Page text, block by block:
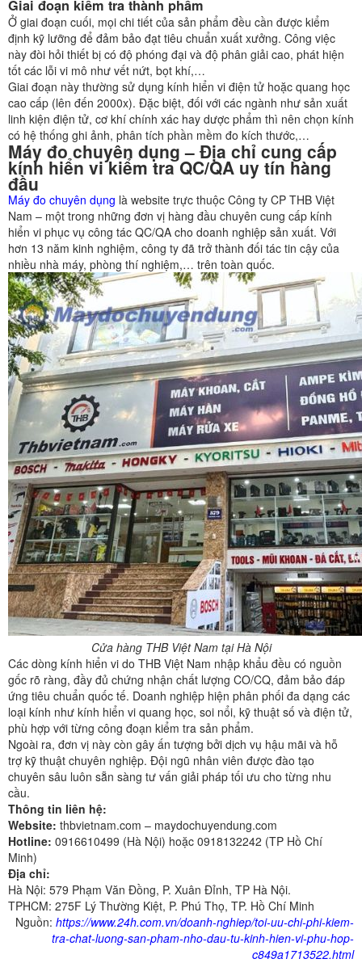
Giai đoạn kiểm tra thành phẩm
Ở giai đoạn cuối, mọi chi tiết của sản phẩm đều cần được kiểm
định kỹ lưỡng để đảm bảo đạt tiêu chuẩn xuất xưởng. Công việc
này đòi hỏi thiết bị có độ phóng đại và độ phân giải cao, phát hiện
tốt các lỗi vi mô như vết nứt, bọt khí,…
Giai đoạn này thường sử dụng kính hiển vi điện tử hoặc quang học
cao cấp (lên đến 2000x). Đặc biệt, đối với các ngành như sản xuất
linh kiện điện tử, cơ khí chính xác hay dược phẩm thì nên chọn kính
có hệ thống ghi ảnh, phân tích phần mềm đo kích thước,…
Máy đo chuyên dụng – Địa chỉ cung cấp
kính hiển vi kiểm tra QC/QA uy tín hàng
đầu
Máy đo chuyên dụng là website trực thuộc Công ty CP THB Việt
Nam – một trong những đơn vị hàng đầu chuyên cung cấp kính
hiển vi phục vụ công tác QC/QA cho doanh nghiệp sản xuất. Với
hơn 13 năm kinh nghiệm, công ty đã trở thành đối tác tin cậy của
nhiều nhà máy, phòng thí nghiệm,… trên toàn quốc.
Cửa hàng THB Việt Nam tại Hà Nội
Các dòng kính hiển vi do THB Việt Nam nhập khẩu đều có nguồn
gốc rõ ràng, đầy đủ chứng nhận chất lượng CO/CQ, đảm bảo đáp
ứng tiêu chuẩn quốc tế. Doanh nghiệp hiện phân phối đa dạng các
loại kính như kính hiển vi quang học, soi nổi, kỹ thuật số và điện tử,
phù hợp với từng công đoạn kiểm tra sản phẩm.
Ngoài ra, đơn vị này còn gây ấn tượng bởi dịch vụ hậu mãi và hỗ
trợ kỹ thuật chuyên nghiệp. Đội ngũ nhân viên được đào tạo
chuyên sâu luôn sẵn sàng tư vấn giải pháp tối ưu cho từng nhu
cầu.
Thông tin liên hệ:
Website: thbvietnam.com – maydochuyendung.com
Hotline: 0916610499 (Hà Nội) hoặc 0918132242 (TP Hồ Chí
Minh)
Địa chỉ:
Hà Nội: 579 Phạm Văn Đồng, P. Xuân Đỉnh, TP Hà Nội.
TPHCM: 275F Lý Thường Kiệt, P. Phú Thọ, TP. Hồ Chí Minh
Nguồn: https://www.24h.com.vn/doanh-nghiep/toi-uu-chi-phi-kiem-
tra-chat-luong-san-pham-nho-dau-tu-kinh-hien-vi-phu-hop-
c849a1713522.html